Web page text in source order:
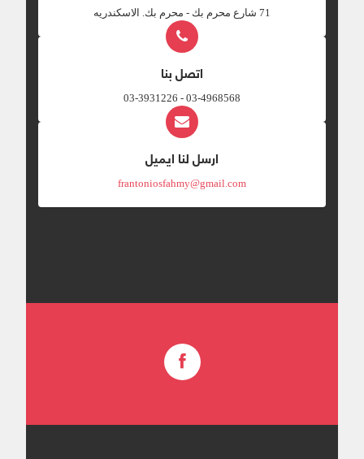
‎71 شارع محرم بك - محرم بك. الاسكندريه
اتصل بنا
03-4968568 - 03-3931226
ارسل لنا ايميل
frantoniosfahmy@gmail.com